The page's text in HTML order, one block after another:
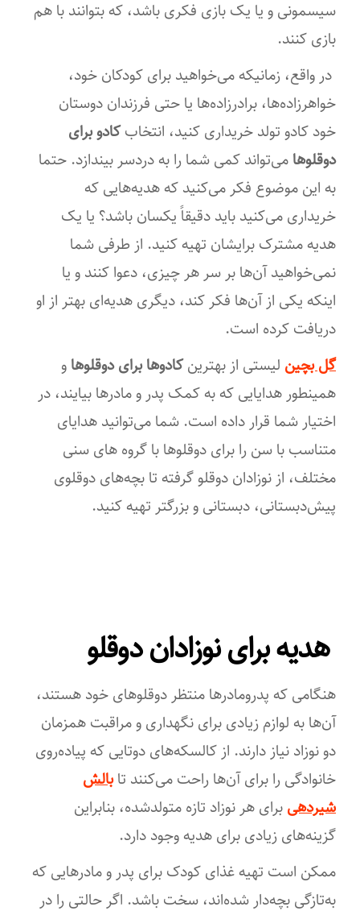
سیسمونی و یا یک بازی فکری باشد، که بتوانند با هم
بازی کنند.
در واقع، زمانیکه می‌خواهید برای کودکان خود،
خواهرزاده‌ها، برادرزاده‌ها یا حتی فرزندان دوستان
خود کادو تولد خریداری کنید، انتخابکادو برای
دوقلوهامی‌تواند کمی شما را به دردسر بیندازد. حتما
به این موضوع فکر می‌کنید که هدیه‌هایی که
خریداری می‌کنید باید دقیقاً یکسان باشد؟ یا یک
هدیه مشترک برایشان تهیه کنید. از طرفی شما
نمی‌خواهید آن‌ها بر سر هر چیزی، دعوا کنند و یا
اینکه یکی از آن‌ها فکر کند، دیگری هدیه‌ای بهتر از او
دریافت کرده است.
گل بچینلیستی از بهترینکادوها برای دوقلوهاو
همینطور هدایایی که به کمک پدر و مادرها بیایند، در
اختیار شما قرار داده است. شما می‌توانید هدایای
متناسب با سن را برای دوقلوها با گروه های سنی
مختلف، از نوزادان دوقلو گرفته تا بچه‌های دوقلوی
پیش‌دبستانی، دبستانی و بزرگتر تهیه کنید.
هدیه برای نوزادان دوقلو
هنگامی که پدر‌و‌مادرها منتظر دوقلوهای خود هستند،
آن‌ها به لوازم زیادی برای نگهداری و مراقبت همزمان
دو نوزاد نیاز دارند. از کالسکه‌های دوتایی که پیاده‌روی
خانوادگی را برای آن‌ها راحت می‌کنند تابالش
شیردهیبرای هر نوزاد تازه متولد‌شده، بنابراین
گزینه‌های زیادی برای هدیه وجود دارد.
ممکن است تهیه غذای کودک برای پدر و مادرهایی که
به‌تازگی بچه‌دار شده‌اند، سخت باشد. اگر حالتی را در